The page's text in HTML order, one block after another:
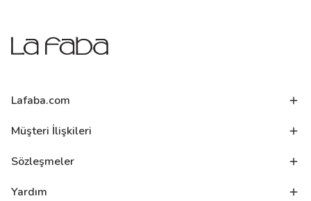
Lafaba.com
Müşteri İlişkileri
Sözleşmeler
Yardım